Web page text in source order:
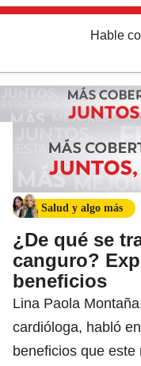
Hable
Salud y algo más
¿De qué se
canguro?
beneficios
Lina Paola
cardióloga, habló
beneficios que este